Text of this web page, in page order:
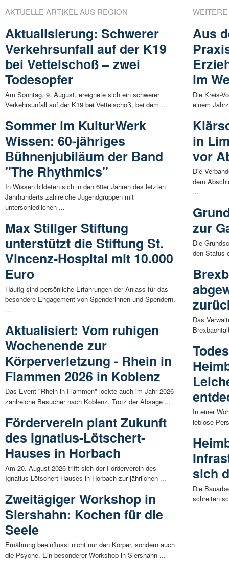
AKTUELLE ARTIKEL AUS REGION
Aktualisierung: Schwerer
Verkehrsunfall auf der K19
bei Vettelschoß – zwei
Todesopfer
Am Sonntag, 9. August, ereignete sich ein schwerer
Verkehrsunfall auf der K19 bei Vettelschoß, bei dem ...
Sommer im KulturWerk
Wissen: 60-jähriges
Bühnenjubiläum der Band
"The Rhythmics"
In Wissen bildeten sich in den 60er Jahren des letzten
Jahrhunderts zahlreiche Jugendgruppen mit
unterschiedlichen ...
Max Stillger Stiftung
unterstützt die Stiftung St.
Vincenz-Hospital mit 10.000
Euro
Häufig sind persönliche Erfahrungen der Anlass für das
besondere Engagement von Spenderinnen und Spendern.
...
Aktualisiert: Vom ruhigen
Wochenende zur
Körperverletzung - Rhein in
Flammen 2026 in Koblenz
Das Event "Rhein in Flammen" lockte auch im Jahr 2026
zahlreiche Besucher nach Koblenz. Trotz der Absage ...
Förderverein plant Zukunft
des Ignatius-Lötschert-
Hauses in Horbach
Am 20. August 2026 trifft sich der Förderverein des
Ignatius-Lötschert-Hauses in Horbach zur jährlichen ...
Zweitägiger Workshop in
Siershahn: Kochen für die
Seele
Ernährung beeinflusst nicht nur den Körper, sondern auch
die Psyche. Ein besonderer Workshop in Siershahn ...
Aus
im
Die Kreis-
einem
in
vor
Die
dem
...
zur
Die
den Status
Das
In einer
leblose
sich
Die
schreiten